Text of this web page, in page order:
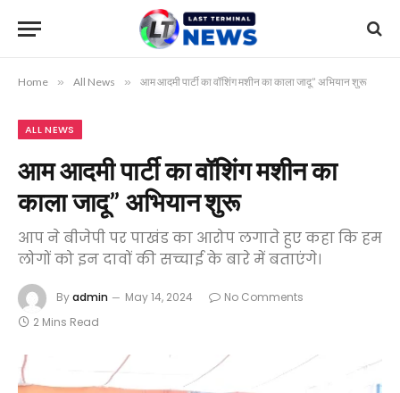
Home » All News » आम आदमी पार्टी का वॉशिंग मशीन का काला जादू” अभियान शुरू
ALL NEWS
आम आदमी पार्टी का वॉशिंग मशीन का
काला जादू” अभियान शुरू
आप ने बीजेपी पर पाखंड का आरोप लगाते हुए कहा कि हम
लोगों को इन दावों की सच्चाई के बारे में बताएंगे।
Byadmin May 14, 2024
No Comments
2 Mins Read